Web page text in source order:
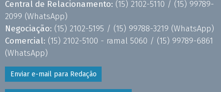
Central de Relacionamento: (15) 2102-5110 / (15) 99789-
2099 (WhatsApp)
Negociação: (15) 2102-5195 / (15) 99788-3219 (WhatsApp)
Comercial: (15) 2102-5100 - ramal 5060 / (15) 99789-6861
(WhatsApp)
Enviar e-mail para Redação